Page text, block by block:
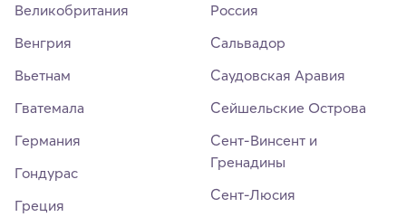
Великобритания
Венгрия
Вьетнам
Гватемала
Германия
Гондурас
Греция
Россия
Сальвадор
Саудовская Аравия
Сейшельские Острова
Сент-Винсент и
Гренадины
Сент-Люсия